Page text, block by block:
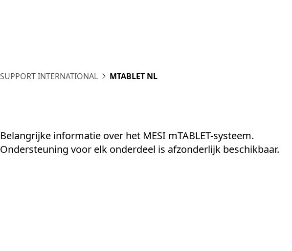
SUPPORT INTERNATIONAL MTABLET NL
Belangrijke informatie over het MESI mTABLET-systeem.
Ondersteuning voor elk onderdeel is afzonderlijk beschikbaar.